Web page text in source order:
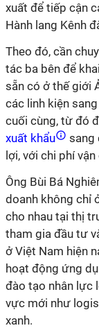
xuất để tiếp cận
Hành lang Kênh
Theo đó, cần
tác ba bên để
sẵn có ở thế giới
các linh kiện
cuối cùng, từ đó
xuất khẩu
sang
lợi, với chi phí
Ông Bùi Bá
doanh không chỉ
cho nhau tại thị
tham gia đầu tư
ở Việt Nam hiện
hoạt động ứng
đào tạo nhân lực
vực mới như
xanh.